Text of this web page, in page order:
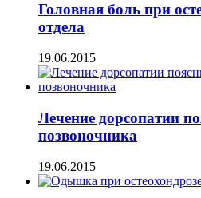
Головная боль при
отдела
19.06.2015
Лечение дорсопатии
позвоночника
19.06.2015